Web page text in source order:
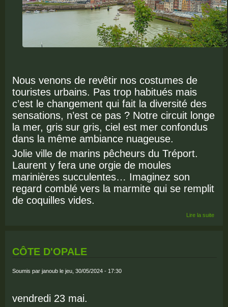
Nous venons de revêtir nos costumes de
touristes urbains. Pas trop habitués mais
c’est le changement qui fait la diversité des
sensations, n’est ce pas ? Notre circuit longe
la mer, gris sur gris, ciel est mer confondus
dans la même ambiance nuageuse.
Jolie ville de marins pêcheurs du Tréport.
Laurent y fera une orgie de moules
marinières succulentes… Imaginez son
regard comblé vers la marmite qui se remplit
de coquilles vides.
Lire la suitede
CÔTE D'OPALE
Soumis par janoub le jeu, 30/05/2024 - 17:30
vendredi 23 mai.